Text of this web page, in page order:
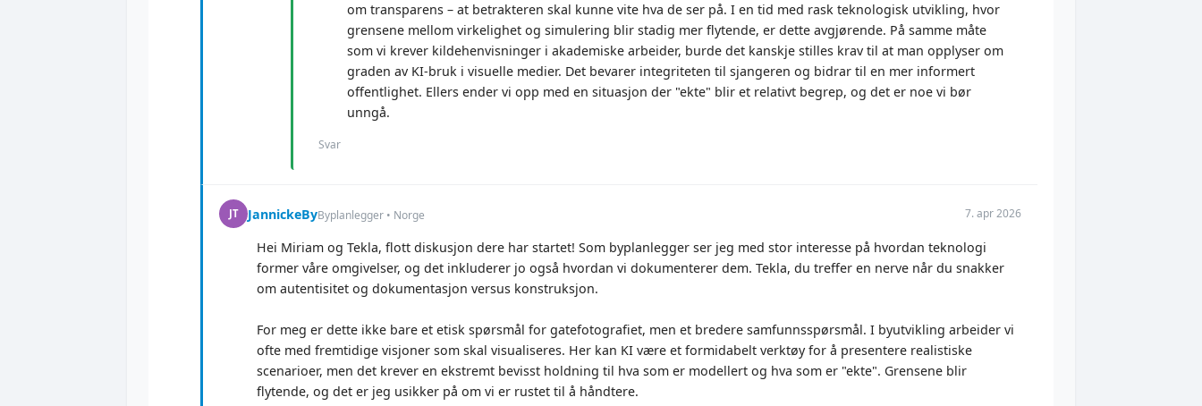
om transparens – at betrakteren skal kunne vite hva de ser på. I en tid med rask teknologisk utvikling, hvor
grensene mellom virkelighet og simulering blir stadig mer flytende, er dette avgjørende. På samme måte
som vi krever kildehenvisninger i akademiske arbeider, burde det kanskje stilles krav til at man opplyser om
graden av KI-bruk i visuelle medier. Det bevarer integriteten til sjangeren og bidrar til en mer informert
offentlighet. Ellers ender vi opp med en situasjon der "ekte" blir et relativt begrep, og det er noe vi bør
unngå.
Svar
JT JannickeByByplanlegger • Norge 7. apr 2026
Hei Miriam og Tekla, flott diskusjon dere har startet! Som byplanlegger ser jeg med stor interesse på hvordan teknologi
former våre omgivelser, og det inkluderer jo også hvordan vi dokumenterer dem. Tekla, du treffer en nerve når du snakker
om autentisitet og dokumentasjon versus konstruksjon.
For meg er dette ikke bare et etisk spørsmål for gatefotografiet, men et bredere samfunnsspørsmål. I byutvikling arbeider vi
ofte med fremtidige visjoner som skal visualiseres. Her kan KI være et formidabelt verktøy for å presentere realistiske
scenarioer, men det krever en ekstremt bevisst holdning til hva som er modellert og hva som er "ekte". Grensene blir
flytende, og det er jeg usikker på om vi er rustet til å håndtere.